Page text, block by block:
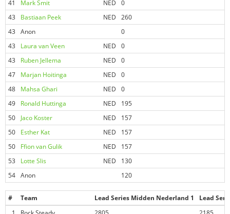
41
Mark Smit NED 0
43
Bastiaan Peek NED 260
43
Anon 0
43
Laura van Veen NED 0
43
Ruben Jellema NED 0
47
Marjan Hoitinga NED 0
48
Mahsa Ghari NED 0
49
Ronald Huttinga NED 195
50
Jaco Koster NED 157
50
Esther Kat NED 157
50
Ffion van Gulik NED 157
53
Lotte Slis NED 130
54 Anon 120
# Team Lead Series Midden Nederland 1
Lead